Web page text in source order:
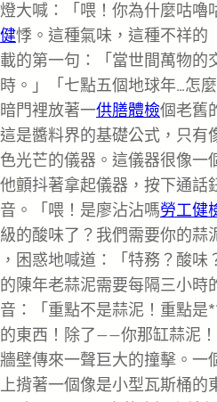
大喊：「喂！你為什麼咕
悸。這種氣味，這種不祥的
載的第一句：「當世間萬物
。」「七點五個地球年…怎
門裡放著一供膳體檢個老舊
是醬料界的基礎公式，只
光芒的儀器。這儀器很像一
顫抖著拿起儀器，按下通
。「喂！是廖沾沾嗎勞工健
的酸味了？我們需要你的
困惑地喊道：「特務？酸
陳年老蒜泥需要每隔三小
：「重點不是蒜泥！重點
東西！除了——你那缸蒜泥
壁傳來一聲巨大的撞擊。
揹著一個像是小型瓦斯桶